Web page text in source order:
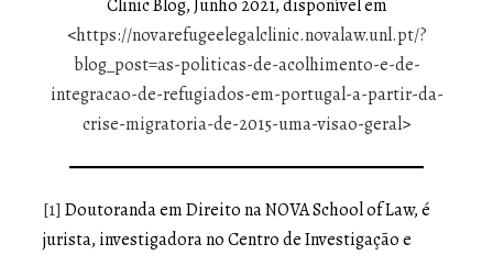
Clinic Blog, Junho 2021, disponível em
<https://novarefugeelegalclinic.novalaw.unl.pt/?
blog_post=as-politicas-de-acolhimento-e-de-
integracao-de-refugiados-em-portugal-a-partir-da-
crise-migratoria-de-2015-uma-visao-geral>
[1] Doutoranda em Direito na NOVA School of Law, é
jurista, investigadora no Centro de Investigação e